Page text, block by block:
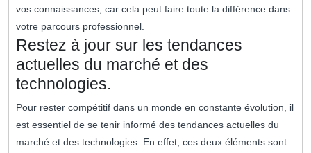
vos connaissances, car cela peut faire toute la différence dans
votre parcours professionnel.
Restez à jour sur les tendances
actuelles du marché et des
technologies.
Pour rester compétitif dans un monde en constante évolution, il
est essentiel de se tenir informé des tendances actuelles du
marché et des technologies. En effet, ces deux éléments sont